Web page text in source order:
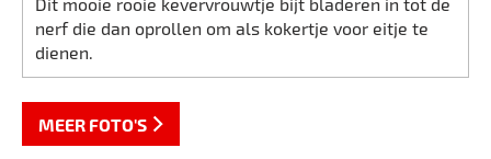
nerf die dan oprollen om als kokertje voor eitje te
dienen.
MEER FOTO'S